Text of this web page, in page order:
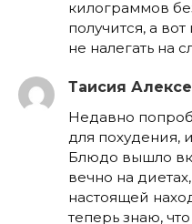
килограммов
получится, а
не налегать на
Таисия
Недавно
для похудения,
Блюдо вышло
вечно на
настоящей
теперь знаю,